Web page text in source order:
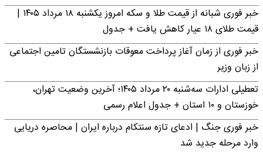
خبر فوری شبانه از قیمت طلا و سکه امروز یکشنبه ۱۸ مرداد ۱۴۰۵ |
قیمت طلای ۱۸ عیار کاهش یافت + جدول
خبر فوری از زمان آغاز پرداخت معوقات بازنشستگان تامین اجتماعی
از زبان وزیر
تعطیلی ادارات سه‌شنبه ۲۰ مرداد ۱۴۰۵؛ آخرین وضعیت تهران،
خوزستان و ۱۰ استان + جدول اعلام رسمی
خبر فوری جنگ | ادعای تازه سنتکام درباره ایران | محاصره دریایی
وارد مرحله جدید شد